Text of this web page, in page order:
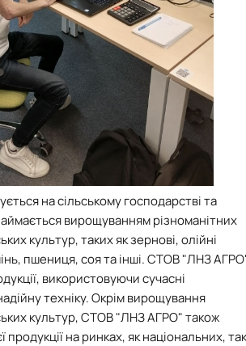
на сільському господарстві та
вирощуванням різноманітних
культур, таких як зернові, олійні
пшениця, соя та інші. СТОВ "ЛНЗ
використовуючи сучасні
техніку. Окрім вирощування
культур, СТОВ "ЛНЗ АГРО" також
продукції на ринках, як національних, так